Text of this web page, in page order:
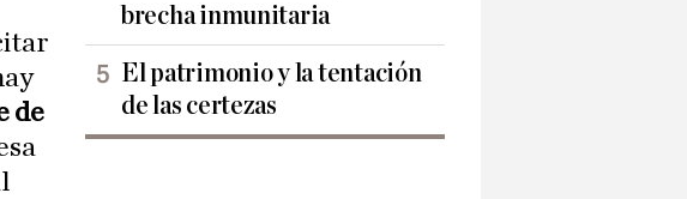
de
brecha inmunitaria
El patrimonio y la tentación
de las certezas